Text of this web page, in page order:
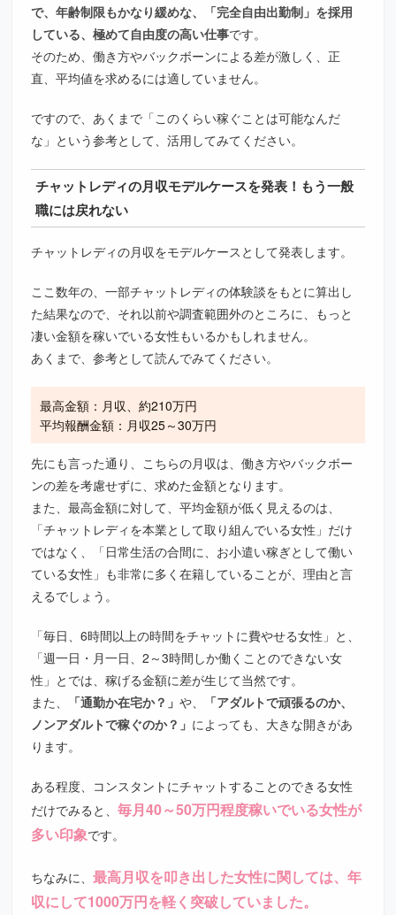
で、年齢制限もかなり緩めな、「完全自由出勤制」を採用
している、極めて自由度の高い仕事です。
そのため、働き方やバックボーンによる差が激しく、正
直、平均値を求めるには適していません。
ですので、あくまで「このくらい稼ぐことは可能なんだ
な」という参考として、活用してみてください。
チャットレディの月収モデルケースを発表！もう一般
職には戻れない
チャットレディの月収をモデルケースとして発表します。
ここ数年の、一部チャットレディの体験談をもとに算出し
た結果なので、それ以前や調査範囲外のところに、もっと
凄い金額を稼いでいる女性もいるかもしれません。
あくまで、参考として読んでみてください。
最高金額：月収、約210万円
平均報酬金額：月収25～30万円
先にも言った通り、こちらの月収は、働き方やバックボー
ンの差を考慮せずに、求めた金額となります。
また、最高金額に対して、平均金額が低く見えるのは、
「チャットレディを本業として取り組んでいる女性」だけ
ではなく、「日常生活の合間に、お小遣い稼ぎとして働い
ている女性」も非常に多く在籍していることが、理由と言
えるでしょう。
「毎日、6時間以上の時間をチャットに費やせる女性」と、
「週一日・月一日、2～3時間しか働くことのできない女
性」とでは、稼げる金額に差が生じて当然です。
また、
「通勤か在宅か？」や、
「アダルトで頑張るのか、
ノンアダルトで稼ぐのか？」 によっても、大きな開きがあ
ります。
ある程度、コンスタントにチャットすることのできる女性
だけでみると、毎月40～50万円程度稼いでいる女性が
多い印象です。
ちなみに、最高月収を叩き出した女性に関しては、年
収にして1000万円を軽く突破していました。